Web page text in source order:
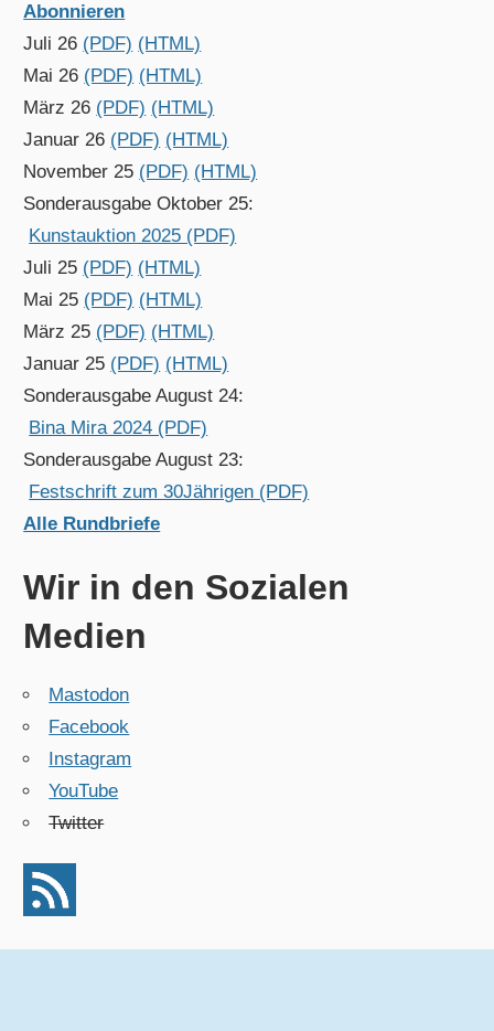
Abonnieren
Juli 26 (PDF) (HTML)
Mai 26 (PDF) (HTML)
März 26 (PDF) (HTML)
Januar 26 (PDF) (HTML)
November 25 (PDF) (HTML)
Sonderausgabe Oktober 25:
Kunstauktion 2025 (PDF)
Juli 25 (PDF) (HTML)
Mai 25 (PDF) (HTML)
März 25 (PDF) (HTML)
Januar 25 (PDF) (HTML)
Sonderausgabe August 24:
Bina Mira 2024 (PDF)
Sonderausgabe August 23:
Festschrift zum 30Jährigen (PDF)
Alle Rundbriefe
Wir in den Sozialen
Medien
Mastodon
Facebook
Instagram
YouTube
Twitter